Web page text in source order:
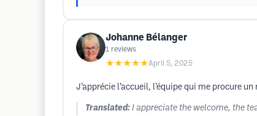
Johanne Bélanger
1 reviews
★★★★★April 5, 2025
J’apprécie l’accueil, l’équipe qui me procure
Translated: I appreciate the welcome, the